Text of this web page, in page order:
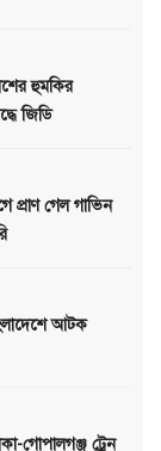
হুমকির
জিডি
প্রাণ গেল গাভিন
আটক
গোপালগঞ্জ ট্রেন